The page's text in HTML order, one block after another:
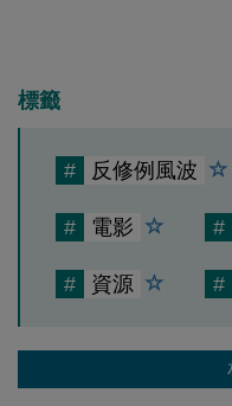
標籤
# 反修例風波
# 電影 #
# 資源 #